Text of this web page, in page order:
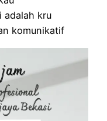
adalah kru
komunikatif